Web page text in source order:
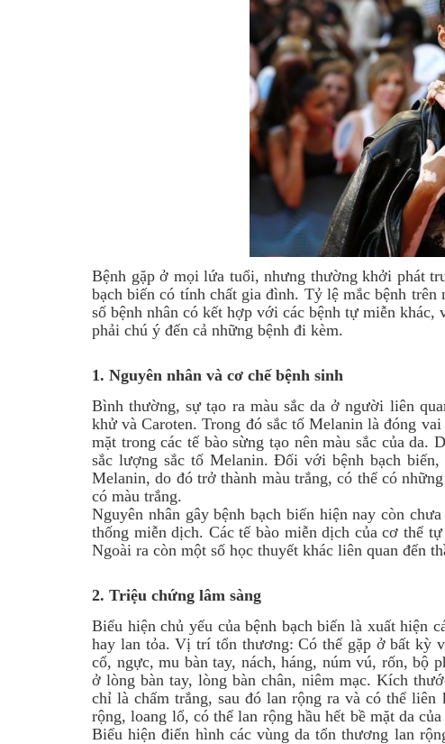
Bệnh gặp ở mọi lứa tuổi, nhưng thường khởi phát
bạch biến có tính chất gia đình. Tỷ lệ mắc bệnh
số bệnh nhân có kết hợp với các bệnh tự miễn
phải chú ý đến cả những bệnh đi kèm.
1. Nguyên nhân và cơ chế bệnh sinh
Bình thường, sự tạo ra màu sắc da ở người liên
khử và Caroten. Trong đó sắc tố Melanin là đóng
mặt trong các tế bào sừng tạo nên màu sắc của
sắc lượng sắc tố Melanin. Đối với bệnh bạch
Melanin, do đó trở thành màu trắng, có thể có
có màu trắng.
Nguyên nhân gây bệnh bạch biến hiện nay còn
thống miễn dịch. Các tế bào miễn dịch của cơ thể
Ngoài ra còn một số học thuyết khác liên quan đến
2. Triệu chứng lâm sàng
Biểu hiện chủ yếu của bệnh bạch biến là xuất hiện
hay lan tỏa. Vị trí tổn thương: Có thể gặp ở bất kỳ
cổ, ngực, mu bàn tay, nách, háng, núm vú, rốn, bộ
ở lòng bàn tay, lòng bàn chân, niêm mạc. Kích
chỉ là chấm trắng, sau đó lan rộng ra và có thể
rộng, loang lổ, có thể lan rộng hầu hết bề mặt da
Biểu hiện điển hình các vùng da tổn thương lan